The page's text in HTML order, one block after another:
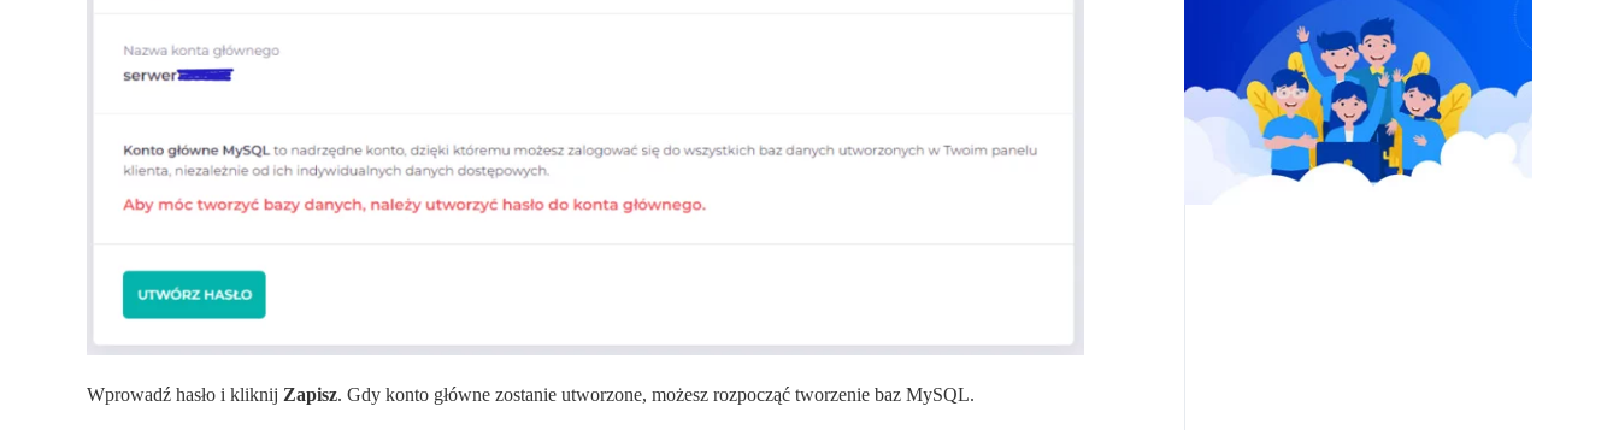
Wprowadź hasło i kliknij Zapisz. Gdy konto główne zostanie utworzone, możesz rozpocząć tworzenie baz MySQL.